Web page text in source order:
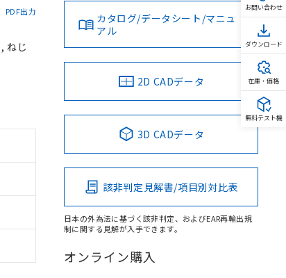
PDF出力
ねじ
カタログ/データシート/マニュ
アル
2D CADデータ
3D CADデータ
該非判定見解書/項目別対比表
日本の外為法に基づく該非判定、およびEAR再輸出規
制に関する見解が入手できます。
オンライン購入
お問い合わせ
ダウンロード
在庫・価格
無料テスト機